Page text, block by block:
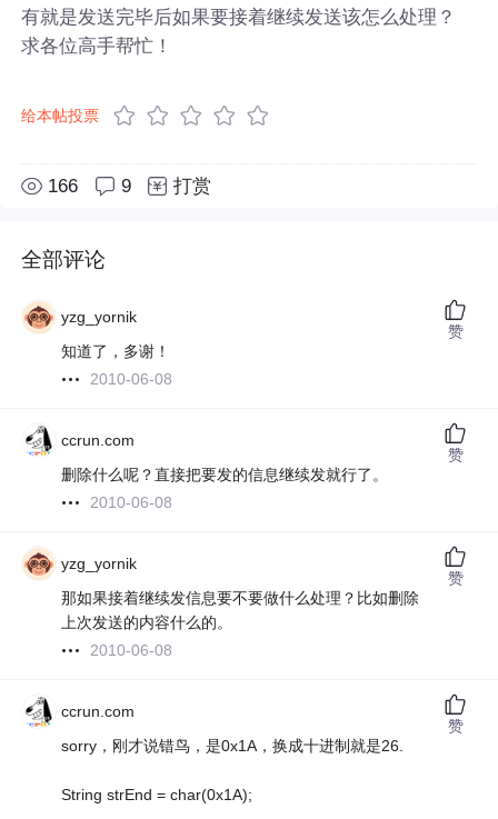
有就是发送完毕后如果要接着继续发送该怎么处理？
求各位高手帮忙！
给本帖投票
166 9 打赏
全部评论
yzg_yornik
知道了，多谢！
2010-06-08
赞
ccrun.com
删除什么呢？直接把要发的信息继续发就行了。
2010-06-08
赞
yzg_yornik
那如果接着继续发信息要不要做什么处理？比如删除
上次发送的内容什么的。
2010-06-08
赞
ccrun.com
sorry，刚才说错鸟，是0x1A，换成十进制就是26.
String strEnd = char(0x1A);
赞